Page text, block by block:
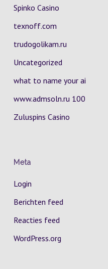
Spinko Casino
texnoff.com
trudogolikam.ru
Uncategorized
what to name your ai
www.admsoln.ru 100
Zuluspins Casino
Meta
Login
Berichten feed
Reacties feed
WordPress.org